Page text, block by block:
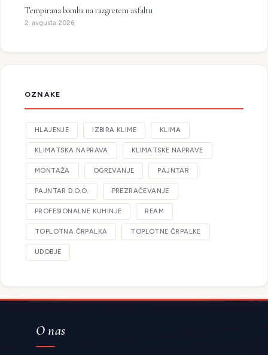
Tempirana bomba na razgretem asfaltu
2. avgusta 2026
OZNAKE
HLAJENJE IZBIRA KLIME KLIMA
KLIMATSKA NAPRAVA KLIMATSKE NAPRAVE
MONTAŽA OGREVANJE PAJNTAR
PAJNTAR D.O.O. PREZRAČEVANJE
PROFESIONALNE KUHINJE REAM
TOPLOTNA ČRPALKA TOPLOTNE ČRPALKE
UDOBJE
O nas